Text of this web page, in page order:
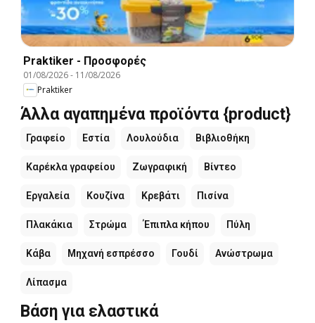
Praktiker - Προσφορές
01/08/2026- 11/08/2026
Praktiker
Άλλα αγαπημένα προϊόντα {product}
Γραφείο Εστία Λουλούδια Βιβλιοθήκη
Καρέκλα γραφείου Ζωγραφική Βίντεο
Εργαλεία Κουζίνα Κρεβάτι Πισίνα
Πλακάκια Στρώμα Έπιπλα κήπου Πύλη
Κάβα Μηχανή εσπρέσσο Γουδί Ανώστρωμα
Λίπασμα
Βάση για ελαστικά